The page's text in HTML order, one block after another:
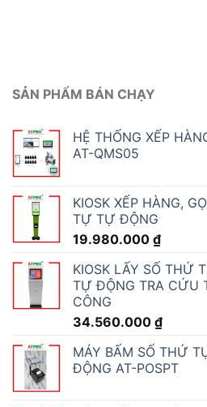
SẢN PHẨM BÁN CHẠY
HỆ THỐNG XẾP
AT-QMS05
KIOSK XẾP HÀNG,
TỰ TỰ ĐỘNG
19.980.000 ₫
KIOSK LẤY SỐ THỨ
TỰ ĐỘNG TRA CỨU
CÔNG
34.560.000 ₫
MÁY BẤM SỐ THỨ
ĐỘNG AT-POSPT